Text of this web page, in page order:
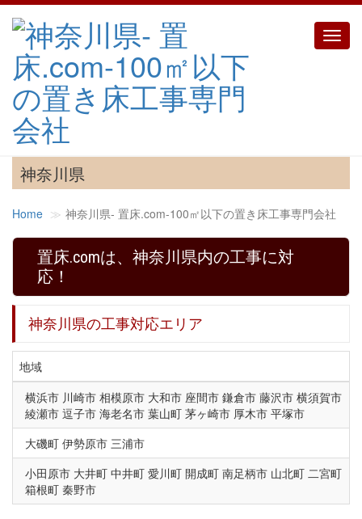
神奈川県
Home 神奈川県‐ 置床.com-100㎡以下の置き床工事専門会社
置床.comは、神奈川県内の工事に対
応！
神奈川県の工事対応エリア
地域
横浜市 川崎市 相模原市 大和市 座間市 鎌倉市 藤沢市 横須賀市
綾瀬市 逗子市 海老名市 葉山町 茅ヶ崎市 厚木市 平塚市
大磯町 伊勢原市 三浦市
小田原市 大井町 中井町 愛川町 開成町 南足柄市 山北町 二宮町
箱根町 秦野市